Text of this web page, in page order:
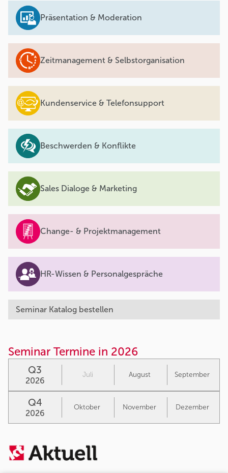
Präsentation & Moderation
Zeitmanagement & Selbstorganisation
Kundenservice & Telefonsupport
Beschwerden & Konflikte
Sales Dialoge & Marketing
Change- & Projektmanagement
HR-Wissen & Personalgespräche
Seminar Katalog bestellen
Seminar Termine in 2026
Q3
2026
Juli August September
Q4
2026
Oktober November Dezember